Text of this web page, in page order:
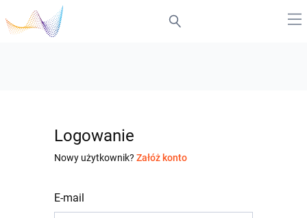
Logowanie
Nowy użytkownik? Załóż konto
E-mail